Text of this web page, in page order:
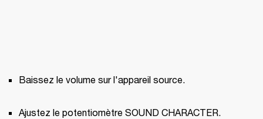
Baissez le volume sur l'appareil source.
Ajustez le potentiomètre SOUND CHARACTER.